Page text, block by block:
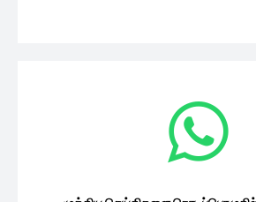
அரச ஊழியர்களின்
தொடர்பில்
அறிவிப்பு
08/08/2026
இந்திய – இலங்கை